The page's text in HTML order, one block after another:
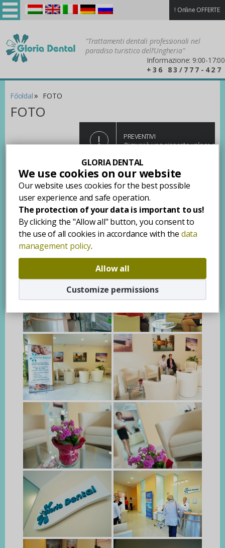
GLORIA DENTAL
We use cookies on our website
Our website uses cookies for the best possible
user experience and safe operation.
The protection of your data is important to us!
By clicking the "Allow all" button, you consent to
the use of all cookies in accordance with the data
management policy.
Allow all
Customize permissions
! Online OFFERTE
"Trattamenti dentali professionali nel
paradiso turistico dell‘Ungheria"
Informazione: 9:00-17:00
+36 83/777-427
Főoldal» FOTO
FOTO
! PREVENTIVI
Riceverà una risposta veloce e
Cliccare sull’immagine per ingrandire le foto!
Sala d’attesa